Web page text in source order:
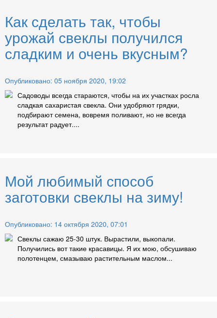
Как сделать так, чтобы
урожай свеклы получился
сладким и очень вкусным?
Опубликовано: 05 ноября 2020, 19:02
Садоводы всегда стараются, чтобы на их участках росла
сладкая сахаристая свекла. Они удобряют грядки,
подбирают семена, вовремя поливают, но не всегда
результат радует....
Мой любимый способ
заготовки свеклы на зиму!
Опубликовано: 14 октября 2020, 07:01
Свеклы сажаю 25-30 штук. Вырастили, выкопали.
Получились вот такие красавицы. Я их мою, обсушиваю
полотенцем, смазываю растительным маслом...